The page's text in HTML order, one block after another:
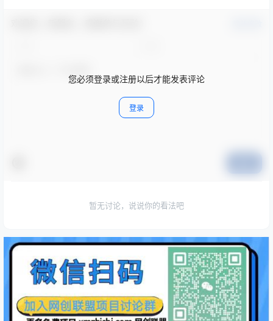
您必须登录或注册以后才能发表评论
登录
暂无讨论，说说你的看法吧